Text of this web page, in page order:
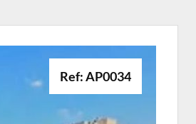
Ref: AP0034